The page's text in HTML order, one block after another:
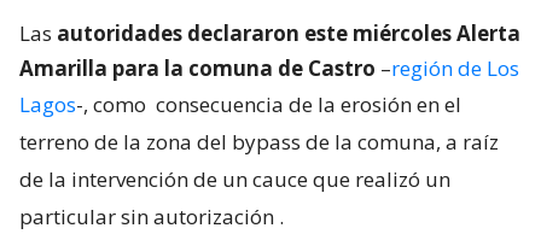
Las autoridades declararon este miércoles Alerta
Amarilla para la comuna de Castro –región de Los
Lagos-, como consecuencia de la erosión en el
terreno de la zona del bypass de la comuna, a raíz
de la intervención de un cauce que realizó un
particular sin autorización .